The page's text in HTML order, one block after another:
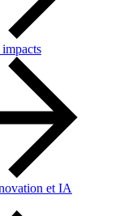
et IA